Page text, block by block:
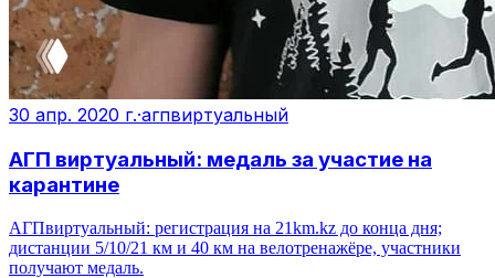
30 апр. 2020 г.·агпвиртуальный
АГП виртуальный: медаль за участие на
карантине
АГПвиртуальный: регистрация на 21km.kz до конца дня;
дистанции 5/10/21 км и 40 км на велотренажёре, участники
получают медаль.